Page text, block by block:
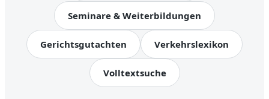
Seminare & Weiterbildungen
Gerichtsgutachten Verkehrslexikon
Volltextsuche